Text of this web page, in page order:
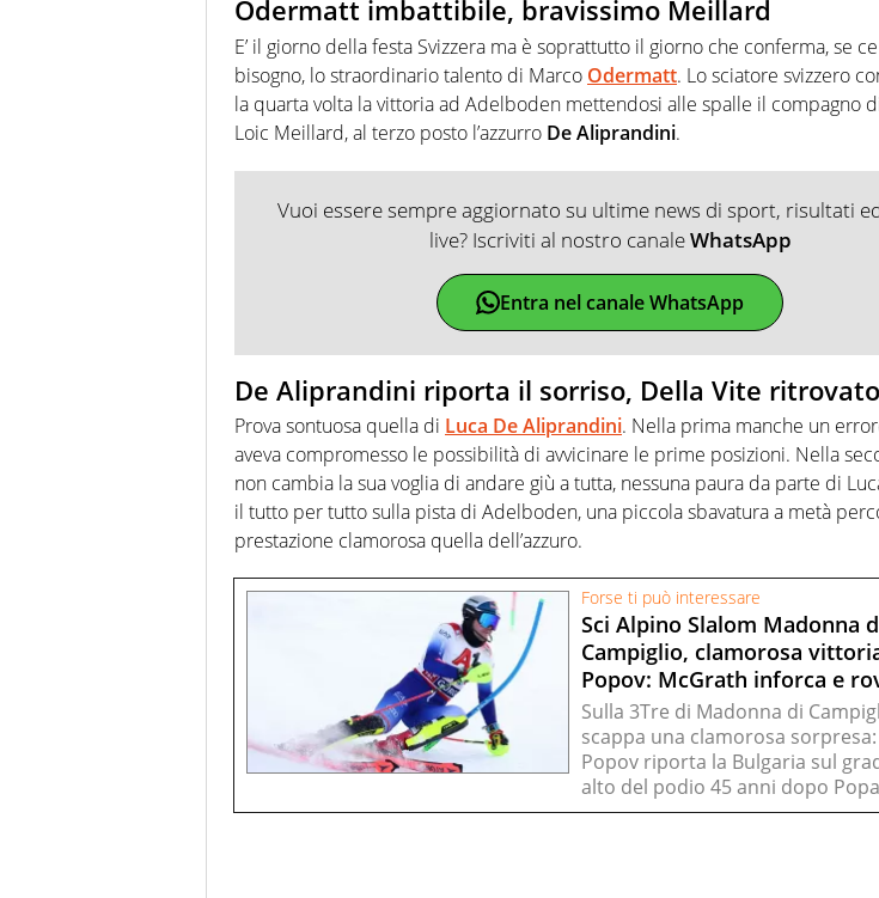
Odermatt imbattibile, bravissimo Meillard
E’ il giorno della festa Svizzera ma è soprattutto il giorno che conferma, se
bisogno, lo straordinario talento di Marco Odermatt. Lo sciatore svizzero
la quarta volta la vittoria ad Adelboden mettendosi alle spalle il compagno
Loic Meillard, al terzo posto l’azzurro De Aliprandini.
Vuoi essere sempre aggiornato su ultime news di sport, risultati
live? Iscriviti al nostro canaleWhatsApp
Entra nel canale WhatsApp
De Aliprandini riporta il sorriso, Della Vite ritrovato
Prova sontuosa quella di Luca De Aliprandini. Nella prima manche un
aveva compromesso le possibilità di avvicinare le prime posizioni. Nella
non cambia la sua voglia di andare giù a tutta, nessuna paura da parte di
il tutto per tutto sulla pista di Adelboden, una piccola sbavatura a metà
prestazione clamorosa quella dell’azzuro.
Forse ti può interessare
Sci Alpino Slalom Madonna
Campiglio, clamorosa
Popov: McGrath inforca e
Sulla 3Tre di Madonna di
scappa una clamorosa
Popov riporta la Bulgaria sul
alto del podio 45 anni dopo